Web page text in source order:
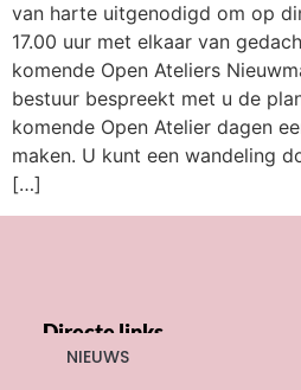
van harte uitgenodigd om op
17.00 uur met elkaar van
komende Open Ateliers
bestuur bespreekt met u de
komende Open Atelier dagen
maken. U kunt een wandeling
[…]
Directe links
NIEUWS